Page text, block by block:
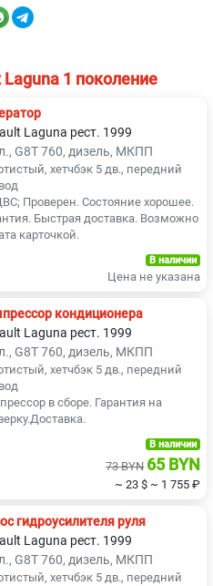
1 поколение
Laguna рест. 1999
G8T 760, дизель, МКПП
хетчбэк 5 дв., передний
Проверен. Состояние хорошее.
Быстрая доставка. Возможно
карточкой.
В наличии
Цена не указана
кондиционера
Laguna рест. 1999
G8T 760, дизель, МКПП
хетчбэк 5 дв., передний
в сборе. Гарантия на
В наличии
73 BYN 65 BYN
~ 23 $ ~ 1 755 ₽
гидроусилителя руля
Laguna рест. 1999
G8T 760, дизель, МКПП
хетчбэк 5 дв., передний